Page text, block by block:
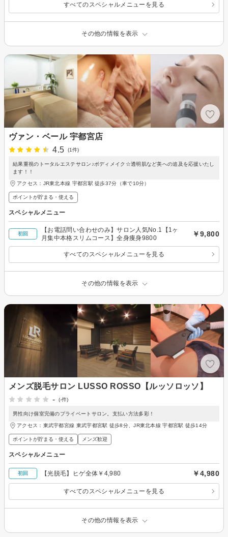
すべてのスペシャルメニューを見る
その他の情報を表示
ヴァン・ベール 宇都宮店
4.5
(1件)
結果重視のトータルエステサロン♪ボディメイク☆透明肌など美への追及を応援いたし
ます！！
アクセス：JR東北本線 宇都宮駅 徒歩37分（車で10分）
ポイントが貯まる・使える
スペシャルメニュー
初回
【お電話問い合わせのみ】サロン人気No.1【1ヶ
月集中本格スリムコース】全身痩身9800
￥9,800
すべてのスペシャルメニューを見る
その他の情報を表示
メンズ脱毛サロン LUSSO ROSSO【ルッソロッソ】
-
(-件)
男性向け個室完備のプライベートサロン。支払い方法多彩！
アクセス：東武宇都宮線 東武宇都宮駅 徒歩8分、JR東北本線 宇都宮駅 徒歩14分
ポイントが貯まる・使える メンズ歓迎
スペシャルメニュー
初回 【光脱毛】ヒゲ全体￥4,980 ￥4,980
すべてのスペシャルメニューを見る
その他の情報を表示